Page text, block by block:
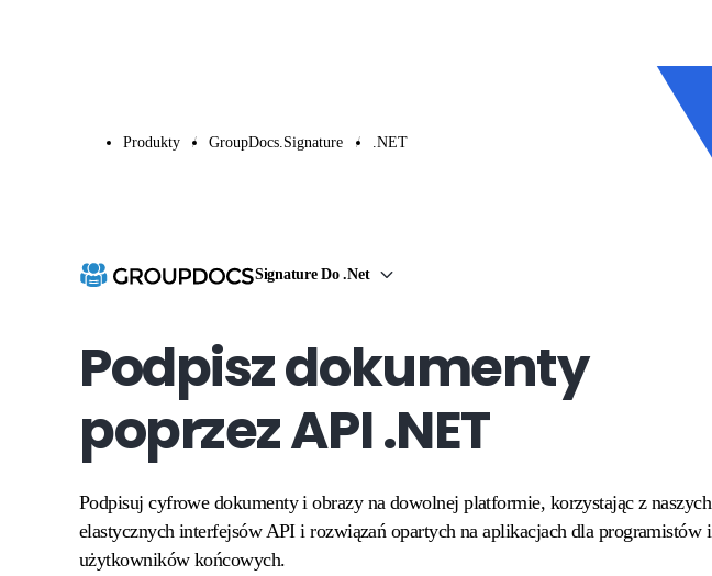
Produkty GroupDocs.Signature .NET
Signature Do .Net
Podpisz dokumenty
poprzez API .NET
Podpisuj cyfrowe dokumenty i obrazy na dowolnej platformie, korzystając z naszych
elastycznych interfejsów API i rozwiązań opartych na aplikacjach dla programistów i
użytkowników końcowych.